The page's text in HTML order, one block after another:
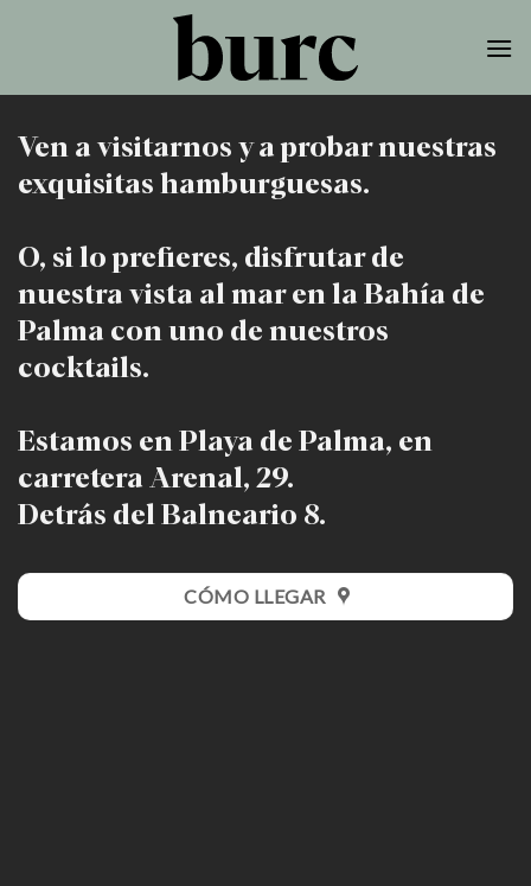
Ven a visitarnos y a probar nuestras
exquisitas hamburguesas.
O, si lo prefieres, disfrutar de
nuestra vista al mar en la Bahía de
Palma con uno de nuestros
cocktails.
Estamos en Playa de Palma, en
carretera Arenal, 29.
Detrás del Balneario 8.
CÓMO LLEGAR